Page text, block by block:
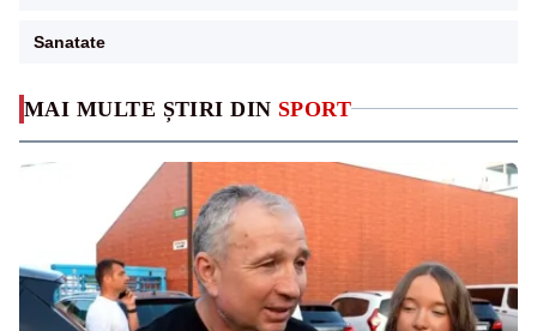
MAI MULTE ȘTIRI DIN SPORT
Sanatate